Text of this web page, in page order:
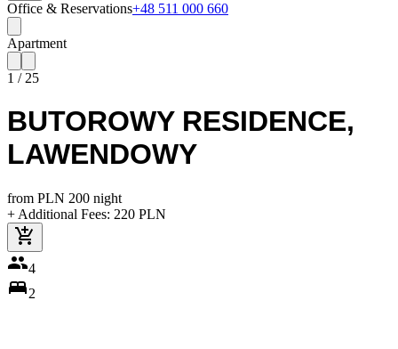
Office & Reservations+48 511 000 660
Apartment
1 / 25
BUTOROWY RESIDENCE,
LAWENDOWY
from PLN 200 night
+ Additional Fees: 220 PLN
4
2